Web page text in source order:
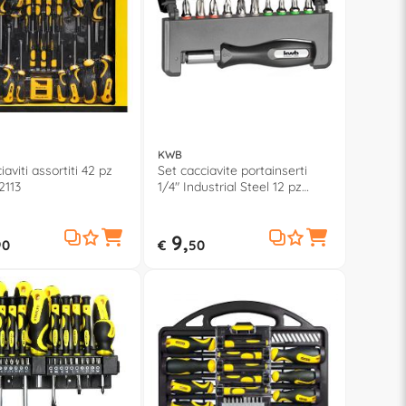
assortiti 42 pz
KWB
Set cacciavite portainserti
1/4" Industrial Steel 12 pz
€9,50